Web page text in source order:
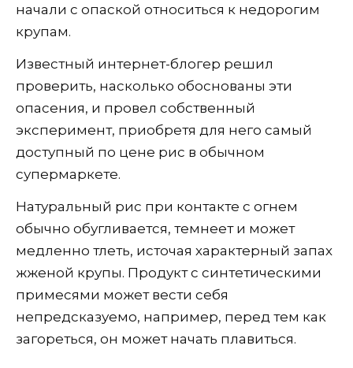
начали с опаской относиться к недорогим
крупам.
Известный интернет-блогер решил
проверить, насколько обоснованы эти
опасения, и провел собственный
эксперимент, приобретя для него самый
доступный по цене рис в обычном
супермаркете.
Натуральный рис при контакте с огнем
обычно обугливается, темнеет и может
медленно тлеть, источая характерный запах
жженой крупы. Продукт с синтетическими
примесями может вести себя
непредсказуемо, например, перед тем как
загореться, он может начать плавиться.